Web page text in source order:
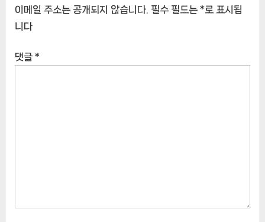
이메일 주소는 공개되지 않습니다. 필수 필드는 *로 표시됩
니다
댓글 *